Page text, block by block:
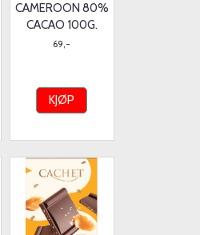
CAMEROON 80%
CACAO 100G.
69,-
KJØP